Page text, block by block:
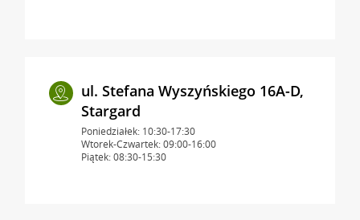
ul. Stefana Wyszyńskiego 16A-D,
Stargard
Poniedziałek: 10:30-17:30
Wtorek-Czwartek: 09:00-16:00
Piątek: 08:30-15:30